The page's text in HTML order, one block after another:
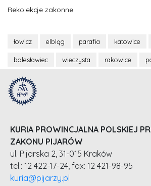
Rekolekcje zakonne
łowicz elbląg parafia katowice
bolesławiec wieczysta rakowice
KURIA PROWINCJALNA POLSKIEJ
ZAKONU PIJARÓW
ul. Pijarska 2, 31-015 Kraków
tel.: 12 422-17-24, fax: 12 421-98-95
kuria@pijarzy.pl